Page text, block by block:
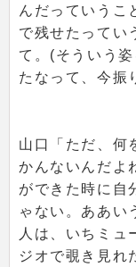
んだっていうこ
で残せたってい
て。(そういう
たなって、今振
山口「ただ、何
かんないんだ
ができた時に自
ゃない。ああい
人は、いちミュ
ジオで覗き見れ